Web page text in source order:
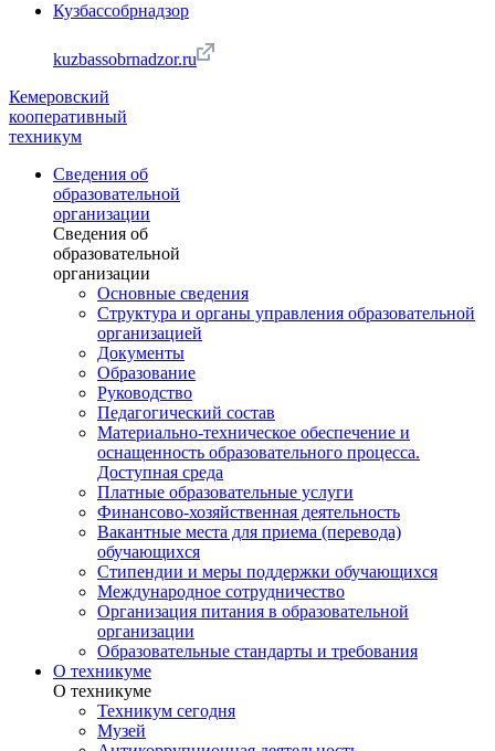
Кузбассобрнадзор
kuzbassobrnadzor.ru
Кемеровский
кооперативный
техникум
Сведения об
образовательной
организации
Сведения об
образовательной
организации
Основные сведения
Структура и органы управления образовательной
организацией
Документы
Образование
Руководство
Педагогический состав
Материально-техническое обеспечение и
оснащенность образовательного процесса.
Доступная среда
Платные образовательные услуги
Финансово-хозяйственная деятельность
Вакантные места для приема (перевода)
обучающихся
Стипендии и меры поддержки обучающихся
Международное сотрудничество
Организация питания в образовательной
организации
Образовательные стандарты и требования
О техникуме
О техникуме
Техникум сегодня
Музей